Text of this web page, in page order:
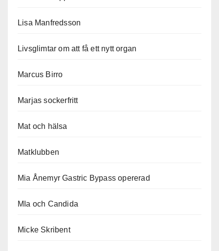
Lisa Manfredsson
Livsglimtar om att få ett nytt organ
Marcus Birro
Marjas sockerfritt
Mat och hälsa
Matklubben
Mia Ånemyr Gastric Bypass opererad
MIa och Candida
Micke Skribent